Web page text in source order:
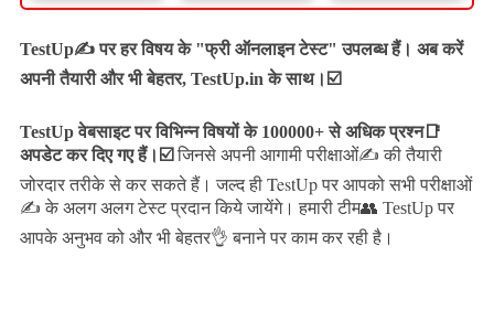
TestUp✍️ पर हर विषय के "फ्री ऑनलाइन टेस्ट" उपलब्ध हैं। अब करें
अपनी तैयारी और भी बेहतर, TestUp.in के साथ।☑️
TestUp वेबसाइट पर विभिन्न विषयों के 100000+ से अधिक प्रश्न📑
अपडेट कर दिए गए हैं। ☑️ जिनसे अपनी आगामी परीक्षाओं✍️ की तैयारी
जोरदार तरीके से कर सकते हैं।जल्द ही TestUp पर आपको सभी परीक्षाओं
✍️ के अलग अलग टेस्ट प्रदान किये जायेंगे। हमारी टीम👥 TestUp पर
आपके अनुभव को और भी बेहतर👌 बनाने पर काम कर रही है।